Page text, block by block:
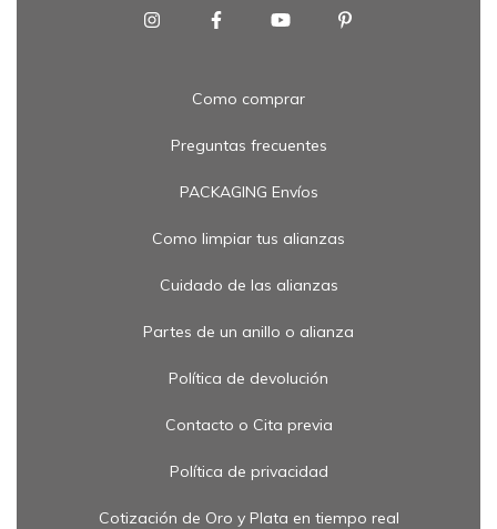
Como comprar
Preguntas frecuentes
PACKAGING Envíos
Como limpiar tus alianzas
Cuidado de las alianzas
Partes de un anillo o alianza
Política de devolución
Contacto o Cita previa
Política de privacidad
Cotización de Oro y Plata en tiempo real